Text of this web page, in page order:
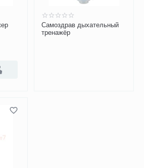
Самоздрав дыхательный
тренажёр